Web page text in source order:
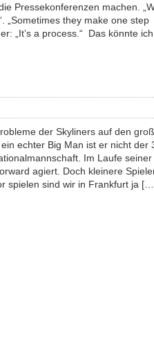
Pressekonferenzen machen.
„Sometimes they make one step
„It’s a process.“ Das könnte
der Skyliners auf den
echter Big Man ist er nicht der
Im Laufe seiner
agiert. Doch kleinere
spielen sind wir in Frankfurt ja